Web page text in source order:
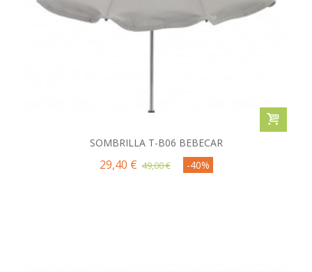
SOMBRILLA T-B06 BEBECAR
29,40 € 49,00 € -40%